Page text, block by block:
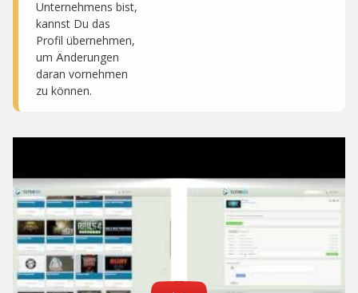
Unternehmens bist,
kannst Du das
Profil übernehmen,
um Änderungen
daran vornehmen
zu können.